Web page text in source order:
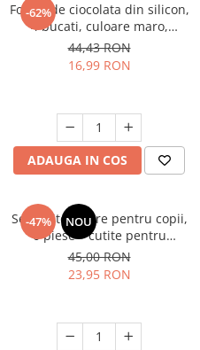
-62%
Forma de ciocolata din silicon,
4 bucati, culoare maro,
reutilizabila
44,43 RON
16,99 RON
ADAUGA IN COS
-47% NOU
Set cutite sigure pentru copii,
6 piese – cutite pentru
legume, fructe, paine, salate,
prajituri – maner ergonomic,
margini ondulate, din plastic
45,00 RON
23,95 RON